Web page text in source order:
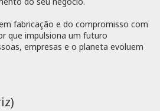
fabricação e do compromisso com
que impulsiona um futuro
empresas e o planeta evoluem